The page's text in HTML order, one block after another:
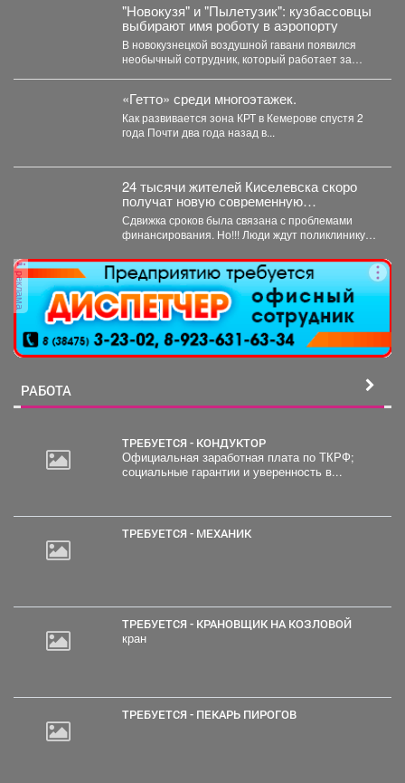
"Новокузя" и "Пылетузик": кузбассовцы
выбирают имя роботу в аэропорту
В новокузнецкой воздушной гавани появился
необычный сотрудник, который работает за
«Гетто» среди многоэтажек.
Как развивается зона КРТ в Кемерове спустя 2
года Почти два года назад в...
24 тысячи жителей Киселевска скоро
получат новую современную
поликлинику.
Сдвижка сроков была связана с проблемами
финансирования. Но!!! Люди ждут поликлинику,
реклама
РАБОТА
ТРЕБУЕТСЯ - КОНДУКТОР
Официальная заработная плата по ТКРФ;
социальные гарантии и уверенность в...
ТРЕБУЕТСЯ - МЕХАНИК
ТРЕБУЕТСЯ - КРАНОВЩИК НА КОЗЛОВОЙ
кран
ТРЕБУЕТСЯ - ПЕКАРЬ ПИРОГОВ